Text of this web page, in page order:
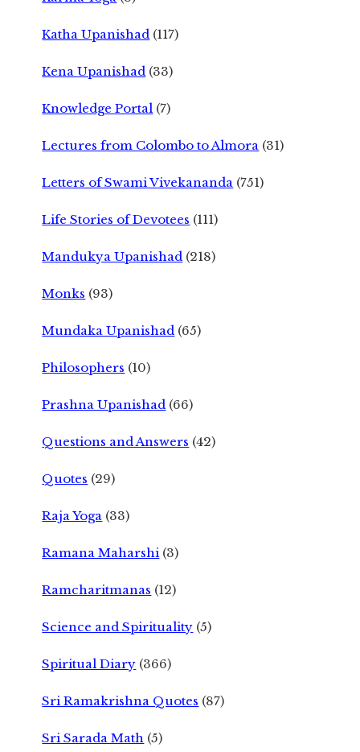
Katha Upanishad (117)
Kena Upanishad (33)
Knowledge Portal (7)
Lectures from Colombo to Almora (31)
Letters of Swami Vivekananda (751)
Life Stories of Devotees (111)
Mandukya Upanishad (218)
Monks (93)
Mundaka Upanishad (65)
Philosophers (10)
Prashna Upanishad (66)
Questions and Answers (42)
Quotes (29)
Raja Yoga (33)
Ramana Maharshi (3)
Ramcharitmanas (12)
Science and Spirituality (5)
Spiritual Diary (366)
Sri Ramakrishna Quotes (87)
Sri Sarada Math (5)